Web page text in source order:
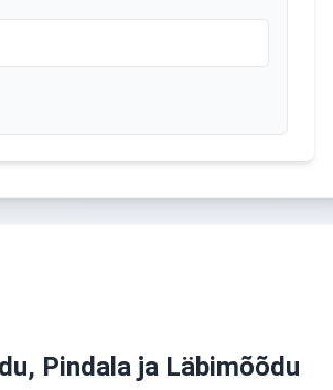
Pindala ja Läbimõõdu